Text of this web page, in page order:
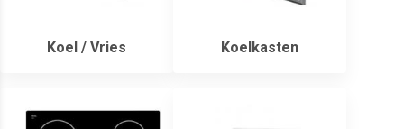
Koel / Vries Koelkasten